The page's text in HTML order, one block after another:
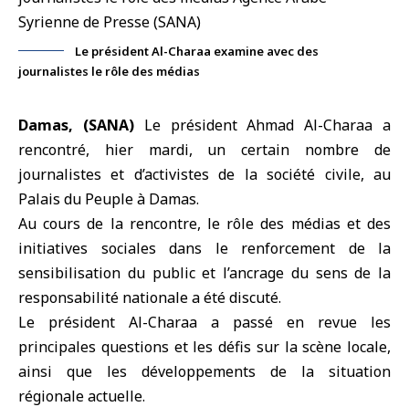
Le président Al-Charaa examine avec des
journalistes le rôle des médias
Damas, (SANA)Le président Ahmad Al-Charaa a
rencontré, hier mardi, un certain nombre de
journalistes et d’activistes de la société civile, au
Palais du Peupleà Damas.
Au cours de la rencontre, le rôle des médias et des
initiatives sociales dans le renforcement de la
sensibilisation du public et l’ancrage du sens de la
responsabilité nationale a été discuté.
Le président Al-Charaa a passé en revue les
principales questions et les défis sur la scène locale,
ainsi que les développements de la situation
régionale actuelle.